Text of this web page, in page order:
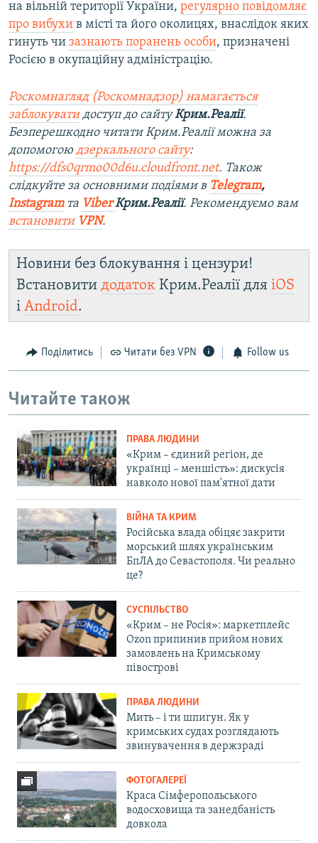
на вільній території України, регулярно повідомляє
про вибухи в місті та його околицях, внаслідок яких
гинуть чи зазнають поранень особи, призначені
Росією в окупаційну адміністрацію.
Роскомнагляд (Роскомнадзор) намагається
заблокуватидоступ до сайтуКрим.Реалії.
Безперешкодно читати Крим.Реалії можна за
допомогою дзеркального сайту:
https://dfs0qrmo00d6u.cloudfront.net. Також
слідкуйте за основними подіями в Telegram,
Instagramта ViberКрим.Реалії. Рекомендуємо вам
встановити VPN.
Новини без блокування і цензури!
Встановити додаток Крим.Реалії для iOS
і Android.
Поділитись Читати без VPN Follow us
Читайте також
ПРАВА ЛЮДИНИ
«Крим – єдиний регіон, де
українці – меншість»: дискусія
навколо нової пам'ятної дати
ВІЙНА ТА КРИМ
Російська влада обіцяє закрити
морський шлях українським
БпЛА до Севастополя. Чи реально
це?
СУСПІЛЬСТВО
«Крим – не Росія»: маркетплейс
Ozon припинив прийом нових
замовлень на Кримському
півострові
ПРАВА ЛЮДИНИ
Мить – і ти шпигун. Як у
кримських судах розглядають
звинувачення в держзраді
ФОТОГАЛЕРЕЇ
Краса Сімферопольського
водосховища та занедбаність
довкола